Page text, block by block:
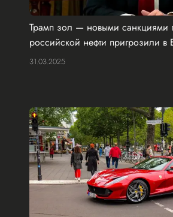
Трамп зол — новыми санкциями
российской нефти пригрозили
31.03.2025